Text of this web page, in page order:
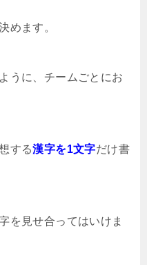
めます。
うに、チームごとにお
する漢字を1文字だけ書
を見せ合ってはいけま